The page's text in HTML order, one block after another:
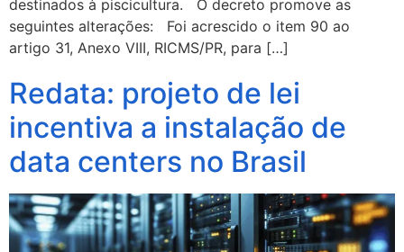
destinados à piscicultura. O decreto promove as
seguintes alterações: Foi acrescido o item 90 ao
artigo 31, Anexo VIII, RICMS/PR, para […]
Redata: projeto de lei
incentiva a instalação de
data centers no Brasil